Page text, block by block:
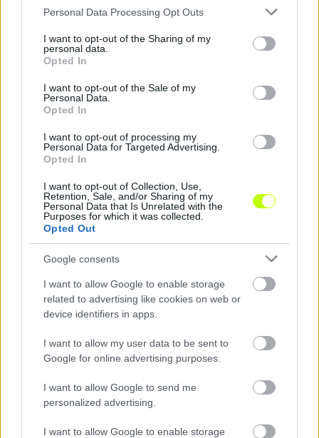
Please note that this website/app uses one or more Google
not limited to your visit or usage behaviour. You may click to
grant or deny consent to Google and its third-party tags to
use your data for below specified purposes in below Google
consent section.
Personal Data Processing Opt Outs
I want to opt-out of the Sharing of my
personal data.
Opted In
I want to opt-out of the Sale of my
Personal Data.
Opted In
I want to opt-out of processing my
Personal Data for Targeted Advertising.
Opted In
I want to opt-out of Collection, Use,
Retention, Sale, and/or Sharing of my
Personal Data that Is Unrelated with the
Purposes for which it was collected.
Opted Out
Google consents
I want to allow Google to enable storage
related to advertising like cookies on web or
device identifiers in apps.
I want to allow my user data to be sent to
Google for online advertising purposes.
I want to allow Google to send me
personalized advertising.
I want to allow Google to enable storage
Szlovákia hivatalos fizetőeszköze az euró.
Általánosságban elmondható, hogy Magyarországon
kedvezőbb árfolyamon lehet forintért Eurót váltani. Az
országban a legtöbb nemzetközi típusú bankkártyát
elfogadják.
Az utazási tanácsokról bővebben a Konzuli Szolgálat
https://konzuliszolgalat.kormany.hu/europa-utazasi-
tanacsok?szlovakia
Teendők útlevél, személyi igazolvány ellopása,
elvesztése esetén:
Amennyiben ellopják vagy elveszíti útlevelét, személyi
igazolványát, ezt feltétlenül jelentse be a rendőrségen,
jegyzőkönyvet, amelyben szerepel az útlevél, személyi
igazolvány ellopásának ill. elvesztésének ténye,
Egészségügyi ellátás: